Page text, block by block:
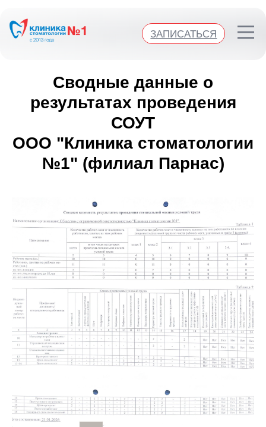
ЗАПИСАТЬСЯ
ЗАПИСАТЬСЯ
Сводные данные о
результатах проведения
СОУТ
ООО "Клиника стоматологии
№1" (филиал Парнас)